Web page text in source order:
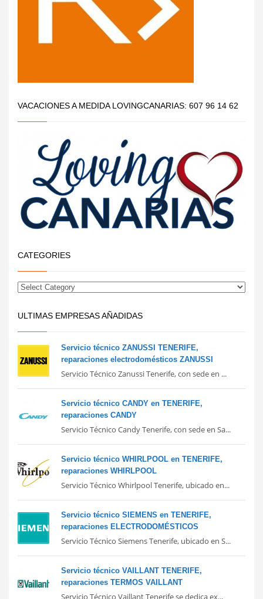
VACACIONES A MEDIDA LOVINGCANARIAS: 607 96 14 62
CATEGORIES
ULTIMAS EMPRESAS AÑADIDAS
Servicio técnico ZANUSSI TENERIFE,
reparaciones electrodomésticos ZANUSSI
Servicio Técnico Zanussi Tenerife, con sede en ...
Servicio técnico CANDY en TENERIFE,
reparaciones CANDY
Servicio Técnico Candy Tenerife, con sede en Sa...
Servicio técnico WHIRLPOOL en TENERIFE,
reparaciones WHIRLPOOL
Servicio Técnico Whirlpool Tenerife, ubicado en...
Servicio técnico SIEMENS en TENERIFE,
reparaciones ELECTRODOMÉSTICOS
Servicio Técnico Siemens Tenerife, ubicado en S...
Servicio técnico VAILLANT TENERIFE,
reparaciones TERMOS VAILLANT
Servicio Técnico Vaillant Tenerife se dedica ex...